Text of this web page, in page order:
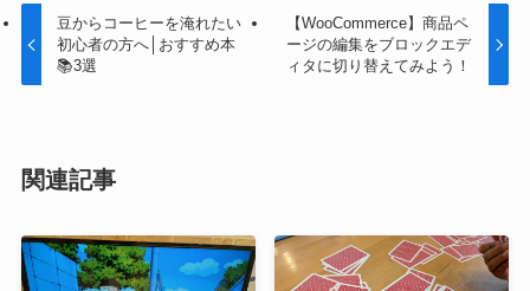
豆からコーヒーを淹れたい
初心者の方へ│おすすめ本
📚3選
【WooCommerce】商品ペ
ージの編集をブロックエデ
ィタに切り替えてみよう！
関連記事